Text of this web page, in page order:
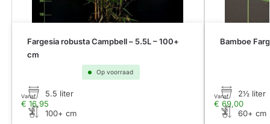
Fargesia robusta Campbell – 5.5L – 100+
cm
Op voorraad
€ 16,95
Vanaf 5.5 liter
100+ cm
Bamboe
€ 69,00
Vanaf 2½ liter
60+ cm